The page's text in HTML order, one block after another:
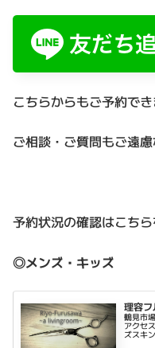
こちらからもご予約でき
ご相談・ご質問もご遠慮
予約状況の確認はこちら
◎メンズ・キッズ
理容
鶴見市
アクセ
ズスキ